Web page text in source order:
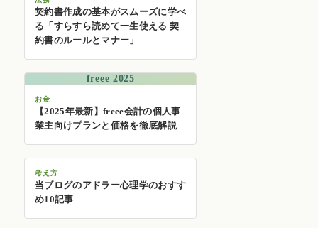
契約書作成の基本がスムーズに学べ
る「すらすら読めて一生使える 契
約書のルールとマナー」
freee 2025
お金
【2025年最新】freee会計の個人事
業主向けプランと価格を徹底解説
考え方
当ブログのアドラー心理学のおすす
め10記事